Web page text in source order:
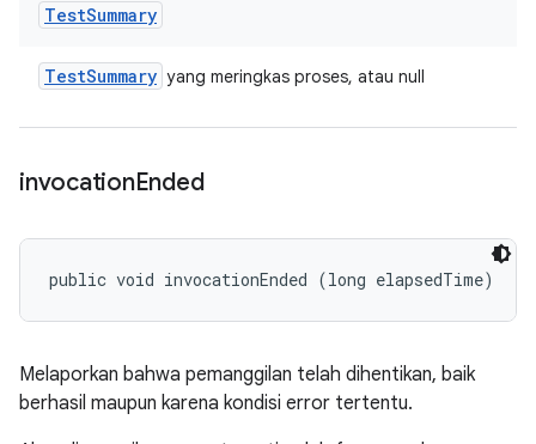
TestSummary
TestSummary yang meringkas proses, atau null
invocationEnded
public void invocationEnded (long elapsedTime)
Melaporkan bahwa pemanggilan telah dihentikan, baik
berhasil maupun karena kondisi error tertentu.